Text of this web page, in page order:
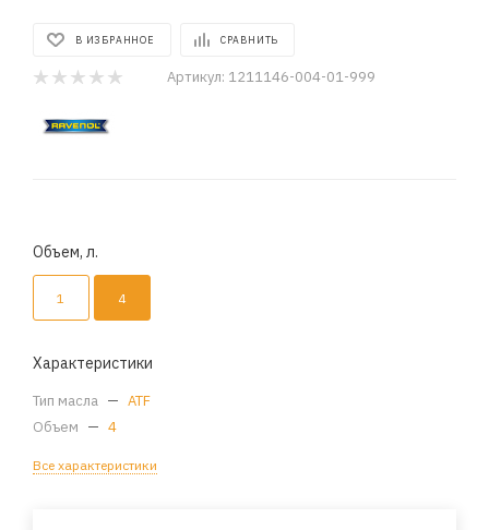
В ИЗБРАННОЕ СРАВНИТЬ
Артикул: 1211146-004-01-999
Объем, л.
1 4
Характеристики
Тип масла — ATF
Объем — 4
Все характеристики